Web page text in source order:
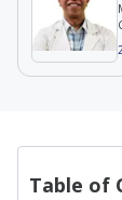
Table of